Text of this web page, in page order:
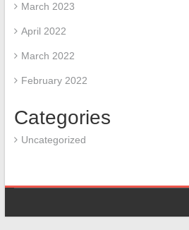
March 2023
April 2022
March 2022
February 2022
Categories
Uncategorized